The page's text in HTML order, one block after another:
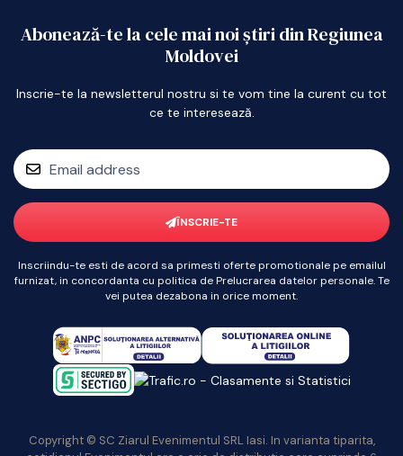
Abonează-te la cele mai noi știri din Regiunea
Moldovei
Inscrie-te la newsletterul nostru si te vom tine la curent cu tot
ce te interesează.
ÎNSCRIE-TE
Inscriindu-te esti de acord sa primesti oferte promotionale pe emailul
furnizat, in concordanta cu politica de Prelucrarea datelor personale. Te
vei putea dezabona in orice moment.
Copyright © SC Ziarul Evenimentul SRL Iasi. In varianta tiparita,